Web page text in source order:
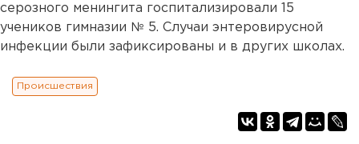
серозного менингита госпитализировали 15
учеников гимназии № 5. Случаи энтеровирусной
инфекции были зафиксированы и в других школах.
Происшествия